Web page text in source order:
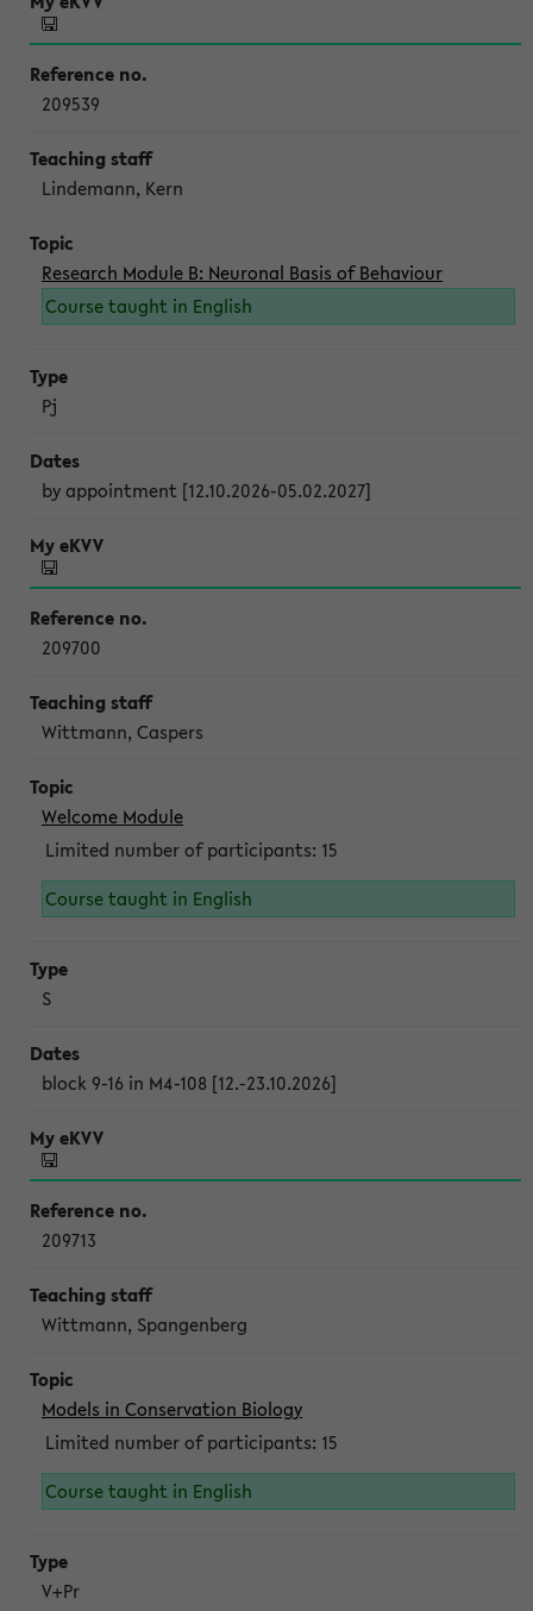
209539
Lindemann, Kern
Research Module B: Neuronal Basis of Behaviour
Course taught in English
Pj
by appointment [12.10.2026-05.02.2027]
209700
Wittmann, Caspers
Welcome Module
Limited number of participants: 15
Course taught in English
S
block 9-16 in M4-108 [12.-23.10.2026]
209713
Wittmann, Spangenberg
Models in Conservation Biology
Limited number of participants: 15
Course taught in English
V+Pr